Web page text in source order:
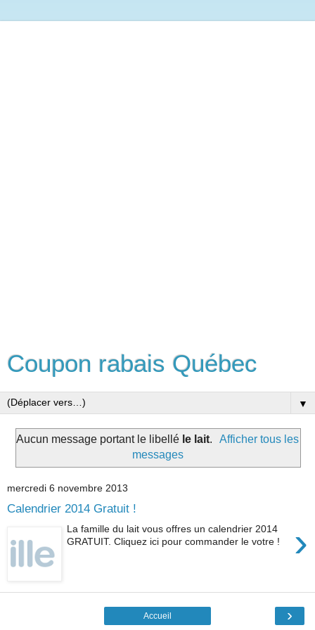
Coupon rabais Québec
▼
Aucun message portant le libellé le lait.
Afficher tous les
messages
mercredi 6 novembre 2013
Calendrier 2014 Gratuit !
›
La famille du lait vous offres un calendrier 2014
GRATUIT. Cliquez ici pour commander le votre !
›
Accueil